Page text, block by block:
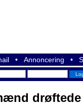
• Annoncering •